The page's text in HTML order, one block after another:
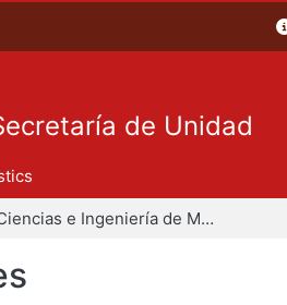
de Unidad
Ciencias e Ingeniería de Materiales